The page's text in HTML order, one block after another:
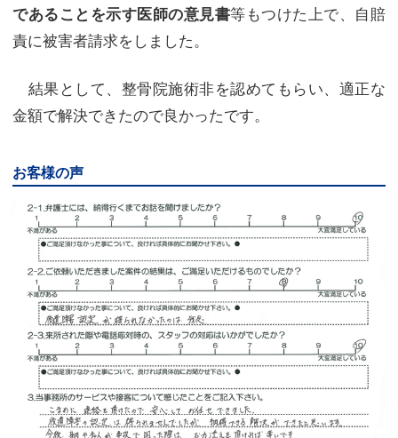
であることを示す医師の意見書等もつけた上で、自賠
責に被害者請求をしました。
結果として、整骨院施術非を認めてもらい、適正な
金額で解決できたので良かったです。
お客様の声